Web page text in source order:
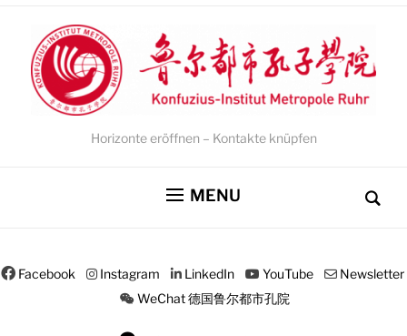
Horizonte eröffnen – Kontakte knüpfen
MENU
Facebook Instagram LinkedIn YouTube
Newsletter
WeChat 德国鲁尔都市孔院